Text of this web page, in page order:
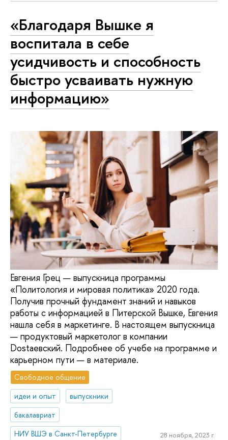
«Благодаря Вышке я
воспитала в себе
усидчивость и способность
быстро усваивать нужную
информацию»
Евгения Грец — выпускница программы
«Политология и мировая политика» 2020 года.
Получив прочный фундамент знаний и навыков
работы с информацией в Питерской Вышке, Евгения
нашла себя в маркетинге. В настоящем выпускница
— продуктовый маркетолог в компании
Dostaевский. Подробнее об учебе на программе и
карьерном пути — в материале.
Свободное общение
идеи и опыт
выпускники
бакалавриат
НИУ ВШЭ в Санкт-Петербурге
28 ноября, 2023 г.